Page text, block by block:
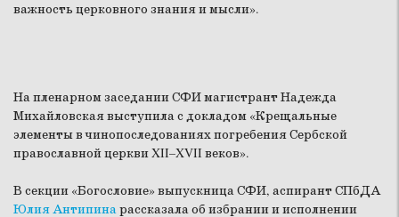
важность церковного знания и мысли».
На пленарном заседании СФИ магистрант Надежда
Михайловская выступила с докладом «Крещальные
элементы в чинопоследованиях погребения Сербской
православной церкви XII–XVII веков».
В секции «Богословие» выпускница СФИ, аспирант СПбДА
Юлия Антипинарассказала об избрании и исполнении